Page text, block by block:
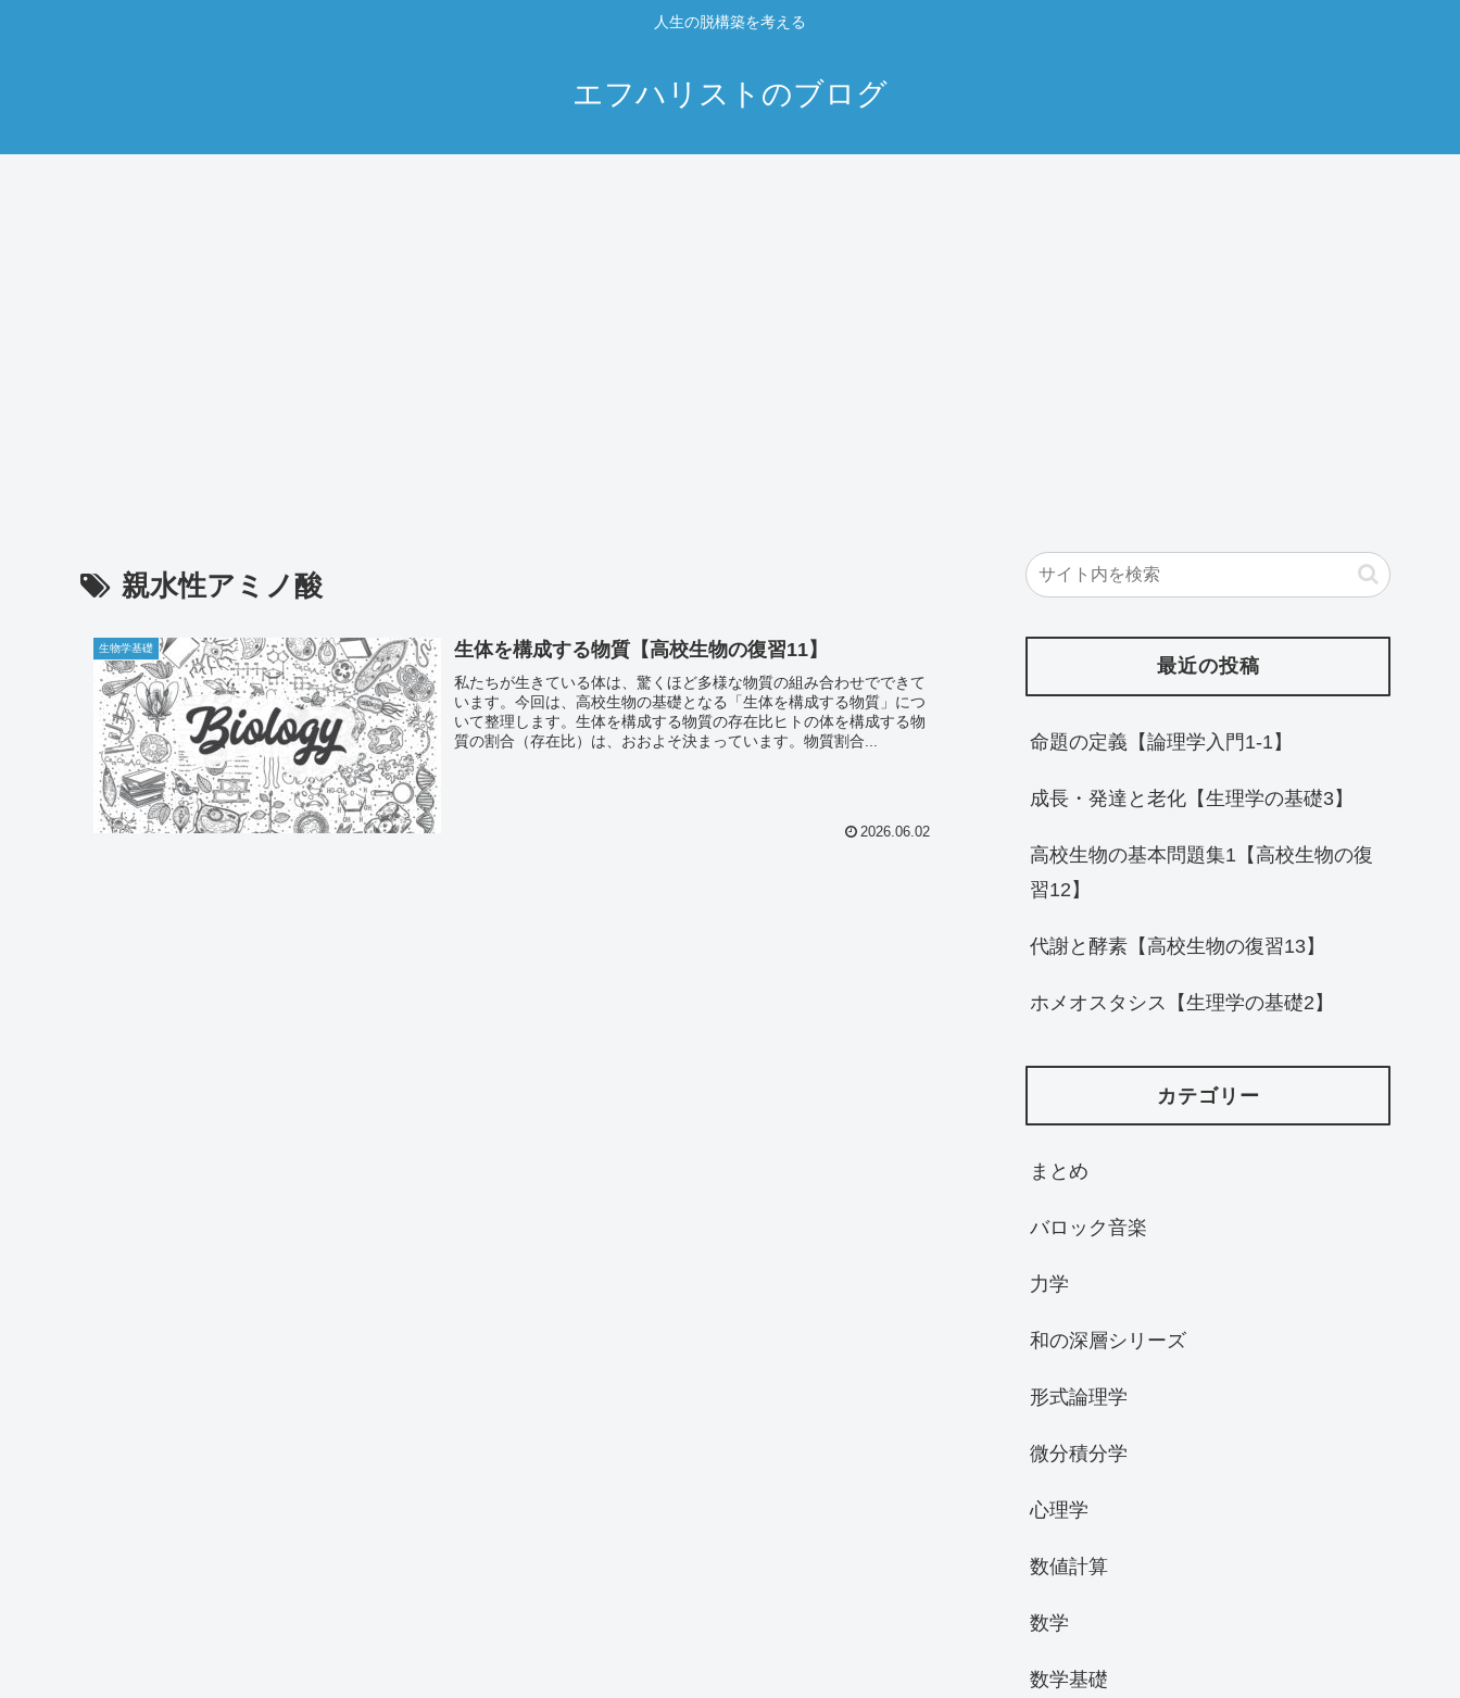
人生の脱構築を考える
エフハリストのブログ
親水性アミノ酸
生物学基礎 生体を構成する物質【高校生物の復習11】
私たちが生きている体は、驚くほど多様な物質の組み合わせでできて
います。今回は、高校生物の基礎となる「生体を構成する物質」につ
いて整理します。生体を構成する物質の存在比ヒトの体を構成する物
質の割合（存在比）は、おおよそ決まっています。物質割合...
2026.06.02
最近の投稿
命題の定義【論理学入門1-1】
成長・発達と老化【生理学の基礎3】
高校生物の基本問題集1【高校生物の復
習12】
代謝と酵素【高校生物の復習13】
ホメオスタシス【生理学の基礎2】
カテゴリー
まとめ
バロック音楽
力学
和の深層シリーズ
形式論理学
微分積分学
心理学
数値計算
数学
数学基礎